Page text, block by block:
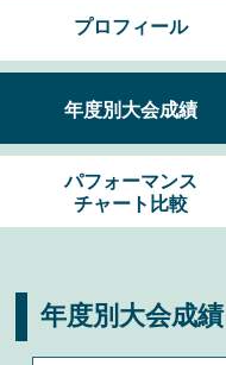
プロフィール
年度別大会成績
パフォーマンス
チャート比較
年度別大会成績